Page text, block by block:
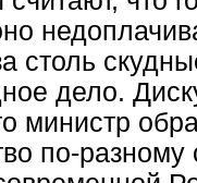
столь
дело.
министр
по-разному